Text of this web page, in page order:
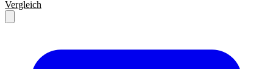
Vergleich